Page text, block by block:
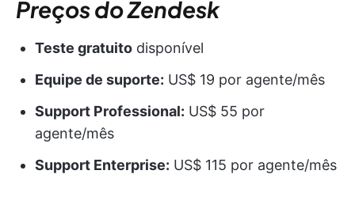
Preços do Zendesk
Teste gratuito disponível
Equipe de suporte: US$ 19 por agente/mês
Support Professional: US$ 55 por
agente/mês
Support Enterprise: US$ 115 por agente/mês